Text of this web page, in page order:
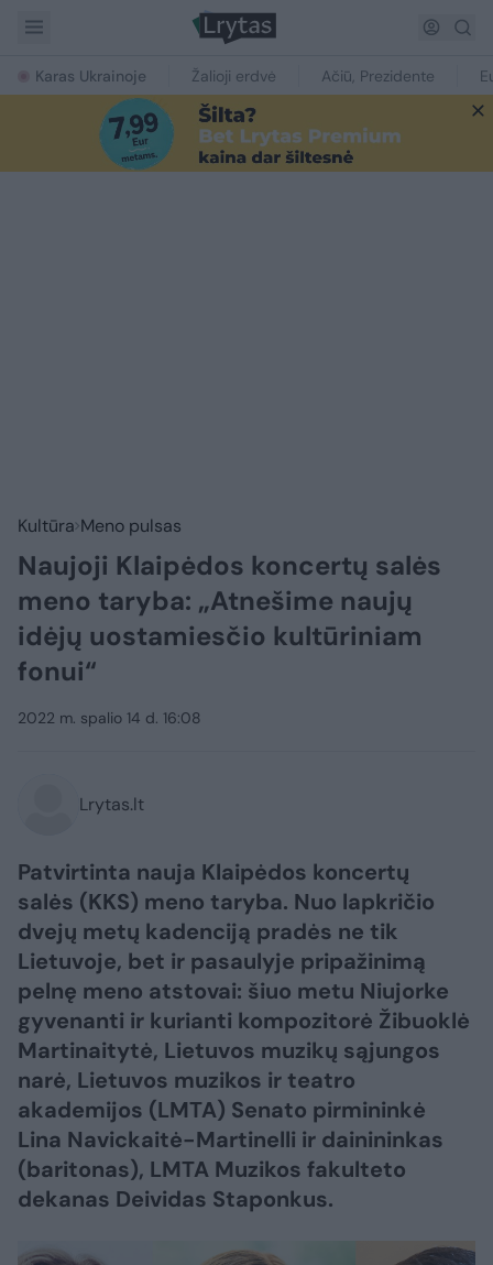
Karas Ukrainoje Žalioji erdvė Ačiū, Prezidente
Kultūra Meno pulsas
Naujoji Klaipėdos koncertų salės
meno taryba: „Atnešime naujų
idėjų uostamiesčio kultūriniam
fonui“
2022 m. spalio 14 d. 16:08
Lrytas.lt
Patvirtinta nauja Klaipėdos koncertų
salės (KKS) meno taryba. Nuo lapkričio
dvejų metų kadenciją pradės ne tik
Lietuvoje, bet ir pasaulyje pripažinimą
pelnę meno atstovai: šiuo metu Niujorke
gyvenanti ir kurianti kompozitorė Žibuoklė
Martinaitytė, Lietuvos muzikų sąjungos
narė, Lietuvos muzikos ir teatro
akademijos (LMTA) Senato pirmininkė
Lina Navickaitė-Martinelli ir dainininkas
(baritonas), LMTA Muzikos fakulteto
dekanas Deividas Staponkus.